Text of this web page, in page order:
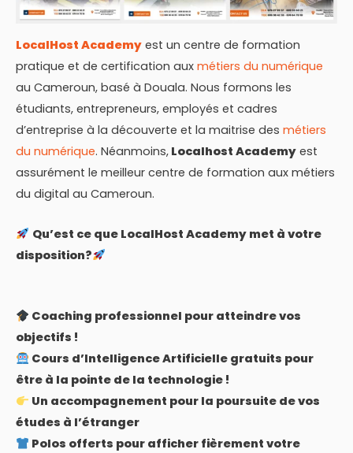
LocalHost Academy est un centre de formation
pratique et de certification aux métiers du numérique
au Cameroun, basé à Douala. Nous formons les
étudiants, entrepreneurs, employés et cadres
d’entreprise à la découverte et la maitrise des métiers
du numérique. Néanmoins, Localhost Academy est
assurément le meilleur centre de formation aux métiers
du digital au Cameroun.
Qu’est ce que LocalHost Academy met à votre
disposition?
Coaching professionnel pour atteindre vos
objectifs !
Cours d’Intelligence Artificielle gratuits pour
être à la pointe de la technologie !
Un accompagnement pour la poursuite de vos
études à l’étranger
Polos offerts pour afficher fièrement votre